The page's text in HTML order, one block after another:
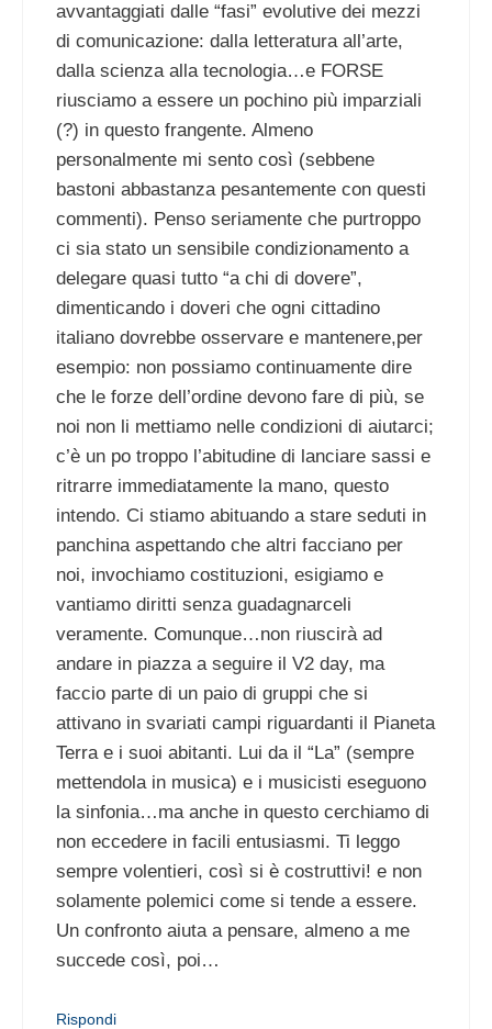
avvantaggiati dalle “fasi” evolutive dei mezzi
di comunicazione: dalla letteratura all’arte,
dalla scienza alla tecnologia…e FORSE
riusciamo a essere un pochino più imparziali
(?) in questo frangente. Almeno
personalmente mi sento così (sebbene
bastoni abbastanza pesantemente con questi
commenti). Penso seriamente che purtroppo
ci sia stato un sensibile condizionamento a
delegare quasi tutto “a chi di dovere”,
dimenticando i doveri che ogni cittadino
italiano dovrebbe osservare e mantenere,per
esempio: non possiamo continuamente dire
che le forze dell’ordine devono fare di più, se
noi non li mettiamo nelle condizioni di aiutarci;
c’è un po troppo l’abitudine di lanciare sassi e
ritrarre immediatamente la mano, questo
intendo. Ci stiamo abituando a stare seduti in
panchina aspettando che altri facciano per
noi, invochiamo costituzioni, esigiamo e
vantiamo diritti senza guadagnarceli
veramente. Comunque…non riuscirà ad
andare in piazza a seguire il V2 day, ma
faccio parte di un paio di gruppi che si
attivano in svariati campi riguardanti il Pianeta
Terra e i suoi abitanti. Lui da il “La” (sempre
mettendola in musica) e i musicisti eseguono
la sinfonia…ma anche in questo cerchiamo di
non eccedere in facili entusiasmi. Ti leggo
sempre volentieri, così si è costruttivi! e non
solamente polemici come si tende a essere.
Un confronto aiuta a pensare, almeno a me
succede così, poi…
Rispondi